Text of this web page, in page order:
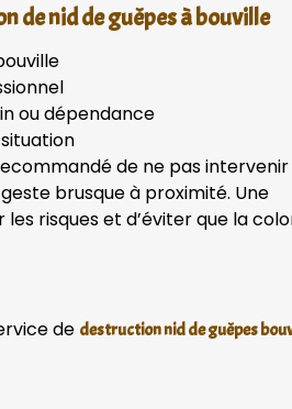
de nid de guêpes à bouville
ou dépendance
de ne pas intervenir
brusque à proximité. Une
risques et d’éviter que la
de destruction nid de guêpes